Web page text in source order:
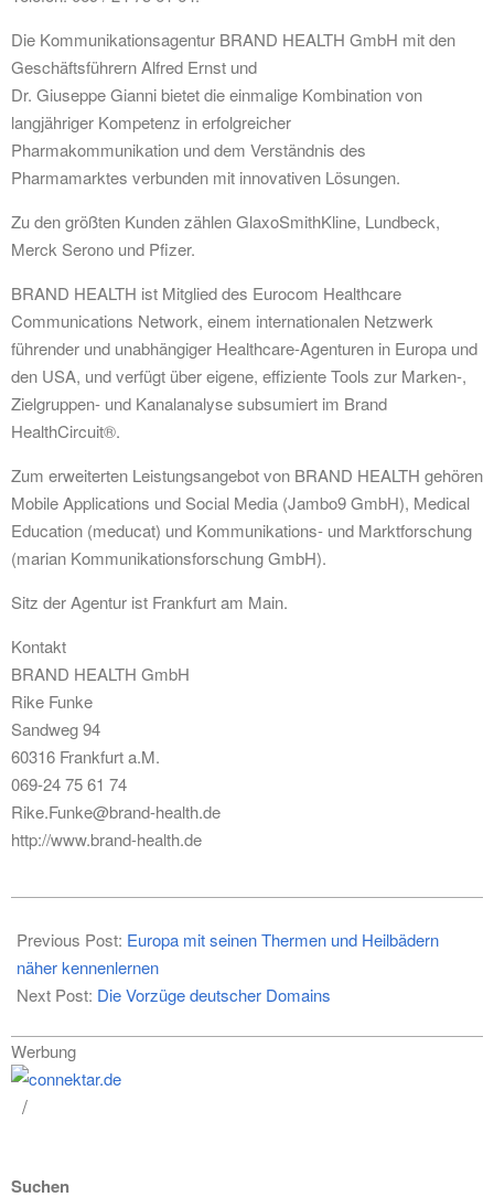
Die Kommunikationsagentur BRAND HEALTH GmbH mit den
Geschäftsführern Alfred Ernst und
Dr. Giuseppe Gianni bietet die einmalige Kombination von
langjähriger Kompetenz in erfolgreicher
Pharmakommunikation und dem Verständnis des
Pharmamarktes verbunden mit innovativen Lösungen.
Zu den größten Kunden zählen GlaxoSmithKline, Lundbeck,
Merck Serono und Pfizer.
BRAND HEALTH ist Mitglied des Eurocom Healthcare
Communications Network, einem internationalen Netzwerk
führender und unabhängiger Healthcare-Agenturen in Europa und
den USA, und verfügt über eigene, effiziente Tools zur Marken-,
Zielgruppen- und Kanalanalyse subsumiert im Brand
HealthCircuit®.
Zum erweiterten Leistungsangebot von BRAND HEALTH gehören
Mobile Applications und Social Media (Jambo9 GmbH), Medical
Education (meducat) und Kommunikations- und Marktforschung
(marian Kommunikationsforschung GmbH).
Sitz der Agentur ist Frankfurt am Main.
Kontakt
BRAND HEALTH GmbH
Rike Funke
Sandweg 94
60316 Frankfurt a.M.
069-24 75 61 74
Rike.Funke@brand-health.de
http://www.brand-health.de
10-
12
Previous Post: Europa mit seinen Thermen und Heilbädern
näher kennenlernen
Next Post: Die Vorzüge deutscher Domains
Werbung
Suchen